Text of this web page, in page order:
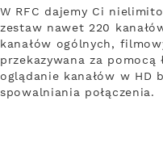
W RFC dajemy Ci
zestaw nawet 220
kanałów ogólnych,
przekazywana za
oglądanie kanałów w HD
spowalniania połączenia.